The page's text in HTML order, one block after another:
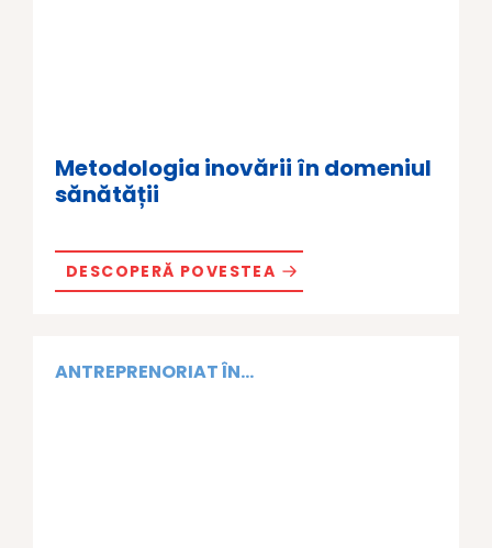
Metodologia inovării în domeniul
sănătății
DESCOPERĂ POVESTEA
ANTREPRENORIAT ÎN...